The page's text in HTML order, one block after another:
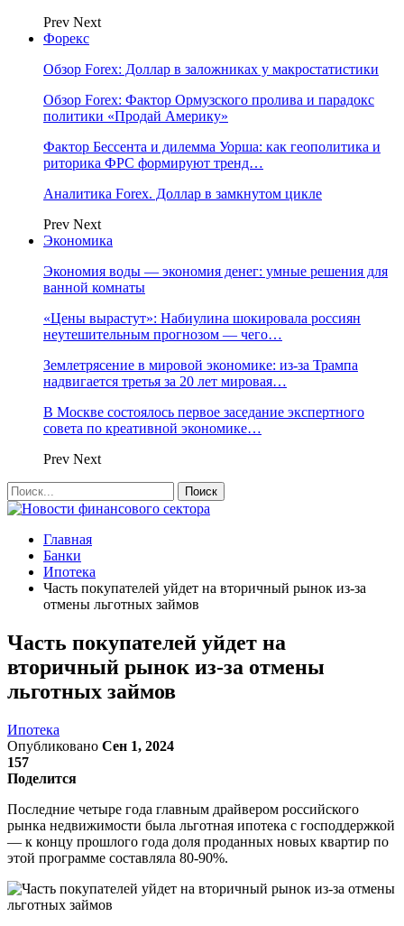
Prev Next
Форекс
Обзор Forex: Доллар в заложниках у макростатистики
Обзор Forex: Фактор Ормузского пролива и парадокс
политики «Продай Америку»
Фактор Бессента и дилемма Уорша: как геополитика и
риторика ФРС формируют тренд…
Аналитика Forex. Доллар в замкнутом цикле
Prev Next
Экономика
Экономия воды — экономия денег: умные решения для
ванной комнаты
«Цены вырастут»: Набиулина шокировала россиян
неутешительным прогнозом — чего…
Землетрясение в мировой экономике: из-за Трампа
надвигается третья за 20 лет мировая…
В Москве состоялось первое заседание экспертного
совета по креативной экономике…
Prev Next
Главная
Банки
Ипотека
Часть покупателей уйдет на вторичный рынок из-за
отмены льготных займов
Часть покупателей уйдет на
вторичный рынок из-за отмены
льготных займов
Ипотека
Опубликовано Сен 1, 2024
157
Поделится
Последние четыре года главным драйвером российского
рынка недвижимости была льготная ипотека с господдержкой
— к концу прошлого года доля проданных новых квартир по
этой программе составляла 80-90%.